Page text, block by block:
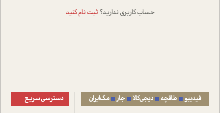
حساب کاربری ندارید؟ ثبت نام کنید
فیدیبو طاقچه دیجی‌کالا جار مگ‌ایران دسترسی سریع